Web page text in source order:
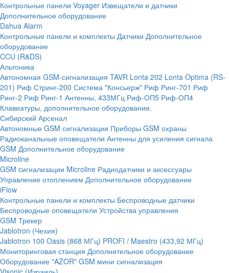
Контрольные панели Voyager Извещатели и датчики
Дополнительное оборудование
Dahua Alarm
Контрольные панели и комплекты Датчики Дополнительное
оборудование
CCU (R&DS)
Альтоника
Автономная GSM-сигнализация TAVR Lonta 202 Lonta Optima (RS-
201) Риф Стринг-200 Система "Консьерж" Риф Ринг-701 Риф
Ринг-2 Риф Ринг-1 Антенны, 433МГц Риф-ОП5 Риф-ОП4
Клавиатуры, дополнительное оборудование.
Сибирский Арсенал
Автономные GSM сигнализации Приборы GSM охраны
Радиоканальные оповещатели Антенны для усиления сигнала
GSM Дополнительное оборудование
Microline
GSM cигнализации Microline Радиодатчики и аксессуары
Управление отоплением Дополнительное оборудование
iFlow
Контрольные панели и комплекты Беспроводные датчики
Беспроводные оповещатели Устройства управления
GSM Трекер
Jablotron (Чехия)
Jablotron 100 Oasis (868 МГц) PROFI / Maestro (433,92 МГц)
Мониторинговая станция Дополнительное оборудование
Оборудование "AZOR" GSM мини сигнализация